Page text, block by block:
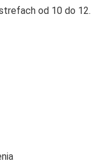
od 10 do 12.